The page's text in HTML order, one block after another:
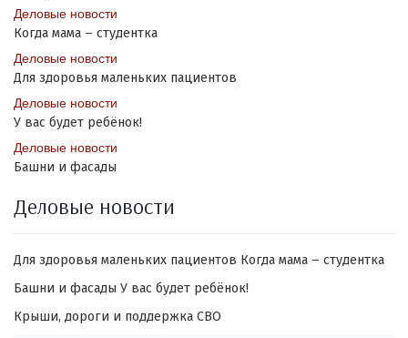
Деловые новости
Когда мама – студентка
Деловые новости
Для здоровья маленьких пациентов
Деловые новости
У вас будет ребёнок!
Деловые новости
Башни и фасады
Деловые новости
Для здоровья маленьких пациентов Когда мама – студентка
Башни и фасады У вас будет ребёнок!
Крыши, дороги и поддержка СВО